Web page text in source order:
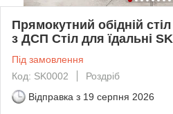
Прямокутний обідній
з ДСП Стіл для їдальні
Під замовлення
Код: SK0002
Роздріб
Відправка з 19 серпня 2026